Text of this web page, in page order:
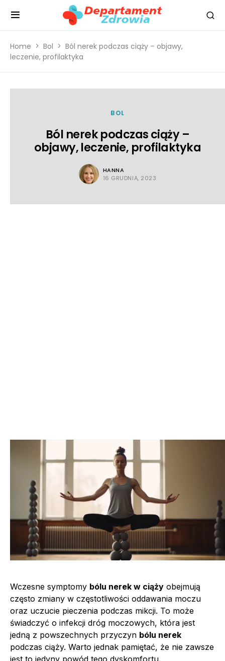
Home Bol
Ból nerek podczas ciąży – objawy,
leczenie, profilaktyka
BOL
Ból nerek podczas ciąży –
objawy, leczenie, profilaktyka
HANNA
16 GRUDNIA, 2023
Wczesne symptomy bólu nerek w ciąży obejmują
często zmiany w częstotliwości oddawania moczu
oraz uczucie pieczenia podczas mikcji. To może
świadczyć o infekcji dróg moczowych, która jest
jedną z powszechnych przyczyn bólu nerek
podczas ciąży. Warto jednak pamiętać, że nie zawsze
jest to jedyny powód tego dyskomfortu.